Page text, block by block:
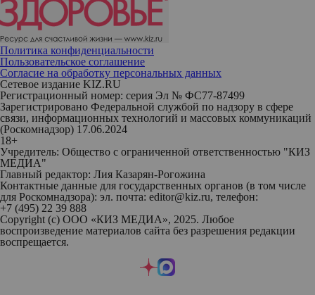
Политика конфиденциальности
Пользовательское соглашение
Согласие на обработку персональных данных
Сетевое издание KIZ.RU
Регистрационный номер: серия Эл № ФС77-87499
Зарегистрировано Федеральной службой по надзору в сфере
связи, информационных технологий и массовых коммуникаций
(Роскомнадзор) 17.06.2024
18+
Учредитель: Общество с ограниченной ответственностью "КИЗ
МЕДИА"
Главный редактор: Лия Казарян-Рогожина
Контактные данные для государственных органов (в том числе
для Роскомнадзора): эл. почта: editor@kiz.ru, телефон:
+7 (495) 22 39 888
Copyright (с) ООО «КИЗ МЕДИА», 2025. Любое
воспроизведение материалов сайта без разрешения редакции
воспрещается.